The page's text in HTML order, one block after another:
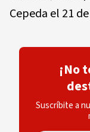
Cepeda el 21
¡No
Suscríbite a